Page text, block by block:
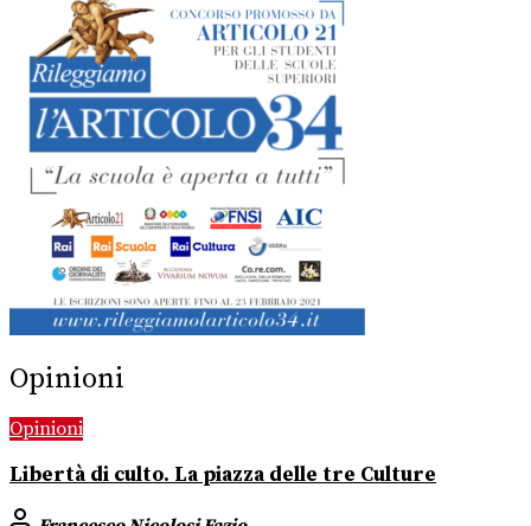
Opinioni
Opinioni
Libertà di culto. La piazza delle tre Culture